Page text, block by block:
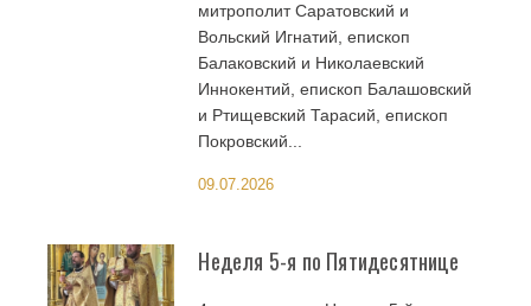
митрополит Саратовский и
Вольский Игнатий, епископ
Балаковский и Николаевский
Иннокентий, епископ Балашовский
и Ртищевский Тарасий, епископ
Покровский...
09.07.2026
Неделя 5-я по Пятидесятнице